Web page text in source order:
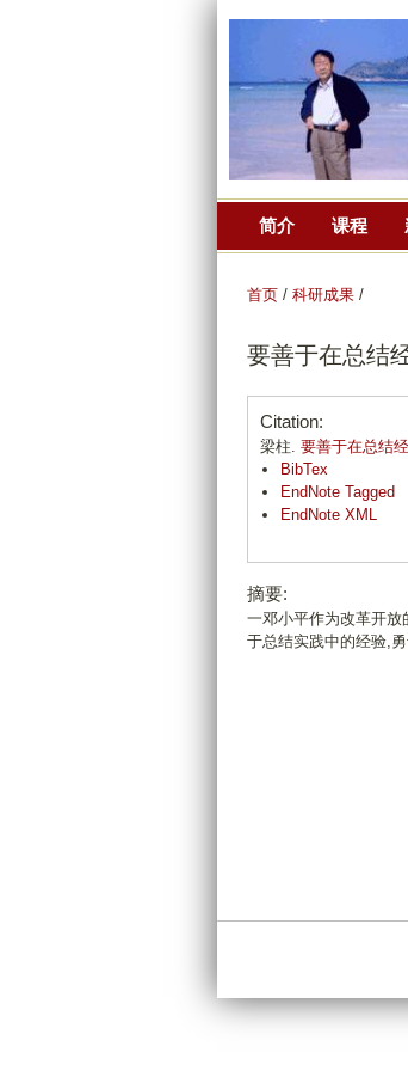
简介 课程
首页 / 科研成果 /
要善于在总结
Citation:
梁柱. 要善于在总结
BibTex
EndNote Tagged
EndNote XML
摘要:
一邓小平作为改革开
于总结实践中的经验,